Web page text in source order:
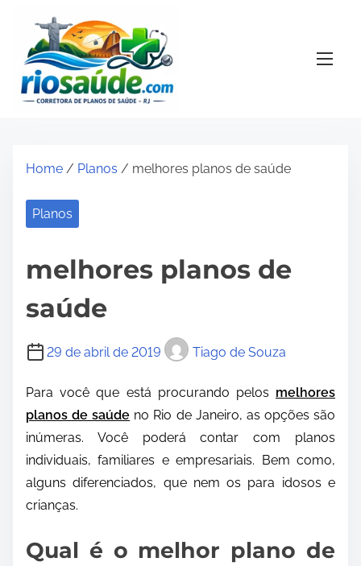
Home / Planos / melhores planos de saúde
Planos
melhores planos de
saúde
29 de abril de 2019 Tiago de Souza
Para você que está procurando pelos melhores
planos de saúde no Rio de Janeiro, as opções são
inúmeras. Você poderá contar com planos
individuais, familiares e empresariais. Bem como,
alguns diferenciados, que nem os para idosos e
crianças.
Qual é o melhor plano de